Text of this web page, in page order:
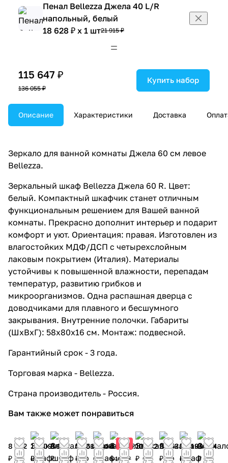
Пенал Bellezza Джела 40 L/R
напольный, белый
18 628 ₽ x 1 шт21 915 ₽
115 647 ₽
136 055 ₽
Купить набор
Описание Характеристики Доставка
Зеркало для ванной комнаты Джела 60 см левое
Bellezza.
Зеркальный шкаф Bellezza Джела 60 R. Цвет:
белый. Компактный шкафчик станет отличным
функциональным решением для Вашей ванной
комнаты. Прекрасно дополнит интерьер и подарит
комфорт и уют. Ориентация: правая. Изготовлен из
влагостойких МДФ/ДСП с четырехслойным
лаковым покрытием (Италия). Материалы
устойчивы к повышенной влажности, перепадам
температур, развитию грибков и
микроорганизмов. Одна распашная дверца с
доводчиками для плавного и бесшумного
закрывания. Внутренние полочки. Габариты
(ШхВхГ): 58x80x16 см. Монтаж: подвесной.
Гарантийный срок - 3 года.
Торговая марка - Bellezza.
Страна производитель - Россия.
Вам также может понравиться
8 232
₽
11 709
₽
8 052
₽
5 961
₽
6 948
₽
5%
4 931 ₽
5 190 ₽
10 192
₽
9 653
₽
9 619
₽
8 244
₽